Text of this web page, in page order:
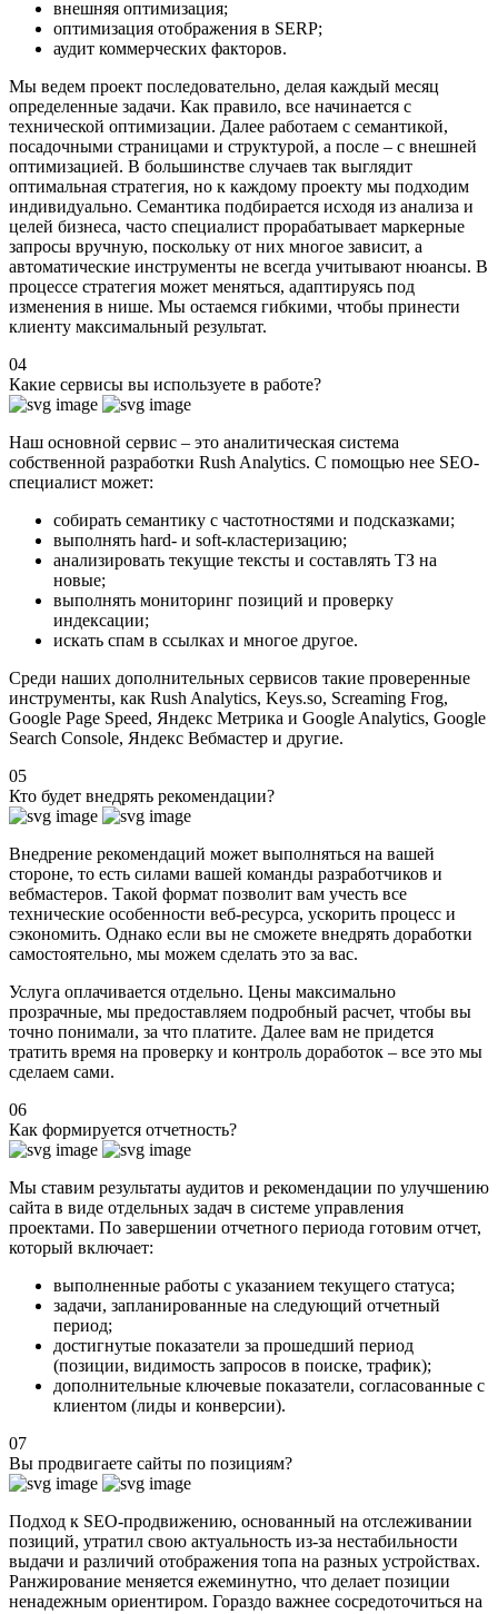
внешняя оптимизация;
оптимизация отображения в SERP;
аудит коммерческих факторов.
Мы ведем проект последовательно, делая каждый месяц
определенные задачи. Как правило, все начинается с
технической оптимизации. Далее работаем с семантикой,
посадочными страницами и структурой, а после – с внешней
оптимизацией. В большинстве случаев так выглядит
оптимальная стратегия, но к каждому проекту мы подходим
индивидуально. Семантика подбирается исходя из анализа и
целей бизнеса, часто специалист прорабатывает маркерные
запросы вручную, поскольку от них многое зависит, а
автоматические инструменты не всегда учитывают нюансы. В
процессе стратегия может меняться, адаптируясь под
изменения в нише. Мы остаемся гибкими, чтобы принести
клиенту максимальный результат.
04
Какие сервисы вы используете в работе?
Наш основной сервис – это аналитическая система
собственной разработки Rush Analytics. С помощью нее SEO-
специалист может:
собирать семантику c частотностями и подсказками;
выполнять hard- и soft-кластеризацию;
анализировать текущие тексты и составлять ТЗ на
новые;
выполнять мониторинг позиций и проверку
индексации;
искать спам в ссылках и многое другое.
Среди наших дополнительных сервисов такие проверенные
инструменты, как Rush Analytics, Keys.so, Screaming Frog,
Google Page Speed, Яндекс Метрика и Google Analytics, Google
Search Console, Яндекс Вебмастер и другие.
05
Кто будет внедрять рекомендации?
Внедрение рекомендаций может выполняться на вашей
стороне, то есть силами вашей команды разработчиков и
вебмастеров. Такой формат позволит вам учесть все
технические особенности веб-ресурса, ускорить процесс и
сэкономить. Однако если вы не сможете внедрять доработки
самостоятельно, мы можем сделать это за вас.
Услуга оплачивается отдельно. Цены максимально
прозрачные, мы предоставляем подробный расчет, чтобы вы
точно понимали, за что платите. Далее вам не придется
тратить время на проверку и контроль доработок – все это мы
сделаем сами.
06
Как формируется отчетность?
Мы ставим результаты аудитов и рекомендации по улучшению
сайта в виде отдельных задач в системе управления
проектами. По завершении отчетного периода готовим отчет,
который включает:
выполненные работы с указанием текущего статуса;
задачи, запланированные на следующий отчетный
период;
достигнутые показатели за прошедший период
(позиции, видимость запросов в поиске, трафик);
дополнительные ключевые показатели, согласованные с
клиентом (лиды и конверсии).
07
Вы продвигаете сайты по позициям?
Подход к SEO-продвижению, основанный на отслеживании
позиций, утратил свою актуальность из-за нестабильности
выдачи и различий отображения топа на разных устройствах.
Ранжирование меняется ежеминутно, что делает позиции
ненадежным ориентиром. Гораздо важнее сосредоточиться на